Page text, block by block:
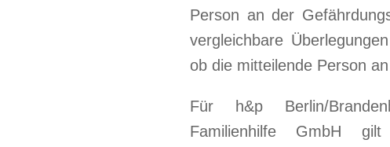
Person an der
vergleichbare
ob die mitteilende Person
Für h&p Berlin/
Familienhilfe GmbH